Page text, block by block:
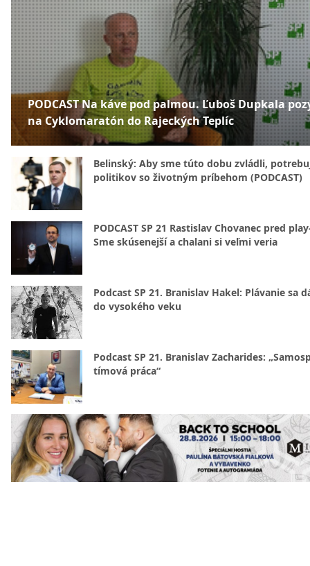
PODCAST Na káve pod palmou. Ľuboš Dupkala
na Cyklomaratón do Rajeckých Teplíc
Belinský: Aby sme túto dobu zvládli,
politikov so životným príbehom (PODCAST)
PODCAST SP 21 Rastislav Chovanec pred
Sme skúsenejší a chalani si veľmi veria
Podcast SP 21. Branislav Hakel: Plávanie sa
do vysokého veku
Podcast SP 21. Branislav Zacharides:
tímová práca“